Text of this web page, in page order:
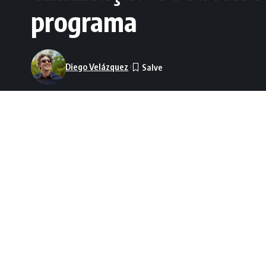
programa
Diego Velázquez